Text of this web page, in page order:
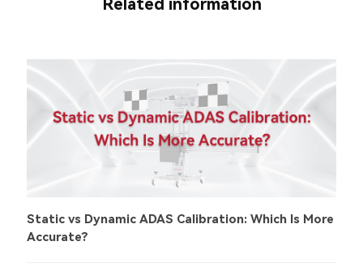
Related information
Static vs Dynamic ADAS Calibration: Which Is More
Accurate?